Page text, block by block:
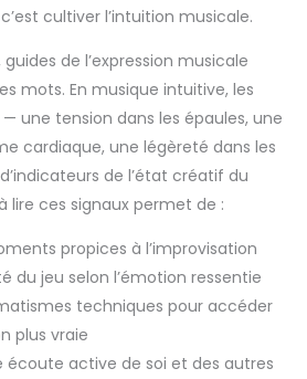
cultiver l’intuition musicale.
de l’expression musicale
mots. En musique intuitive, les
une tension dans les épaules, une
cardiaque, une légèreté dans les
de l’état créatif du
lire ces signaux permet de :
propices à l’improvisation
du jeu selon l’émotion ressentie
techniques pour accéder
plus vraie
écoute active de soi et des autres